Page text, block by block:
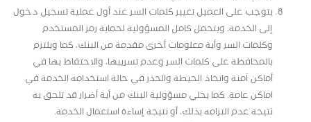
يتوجب على العميل تغيير كلمات السر عند أول عملية تسجيل دخول
إلى الخدمة، ويتحمل كامل المسؤولية لحماية رمز المستخدم
وكلمات السر وأية معلومات أخرى مقدمة من البنك، كما ويلتزم
بالمحافظة على كلمات السر وعدم تسريبها، والاحتفاظ بها في
أماكن آمنة واتخاذ الحيطة والحذر في حالة استخدامه الخدمة في
اماكن عامة. كما يخلي مسؤولية البنك من أية أضرار قد تلحق به
نتيجة عدم التزامه بذلك، أو نتيجة إساءة استعمال الخدمة.